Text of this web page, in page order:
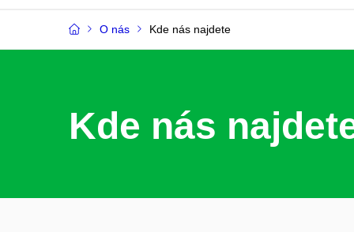
O nás Kde nás najdete
Kde nás